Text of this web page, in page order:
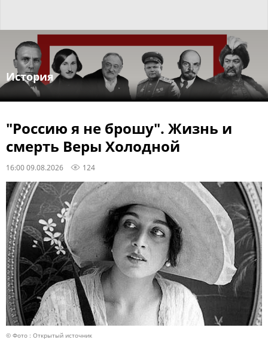
История
"Россию я не брошу". Жизнь и
смерть Веры Холодной
16:00 09.08.2026 124
© Фото : Открытый источник